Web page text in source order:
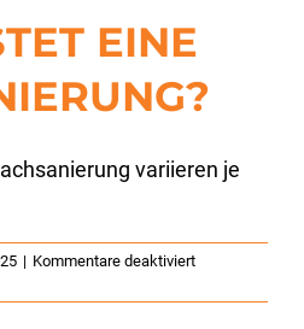
EINE
variieren je
| Kommentare deaktiviertfür
kostet